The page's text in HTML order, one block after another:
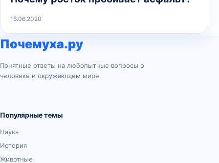
16.06.2020
Почемуха.ру
Понятные ответы на любопытные вопросы о
человеке и окружающем мире.
Популярные темы
Наука
История
Животные